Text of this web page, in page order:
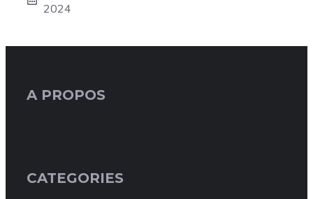
2024
A PROPOS
CATEGORIES